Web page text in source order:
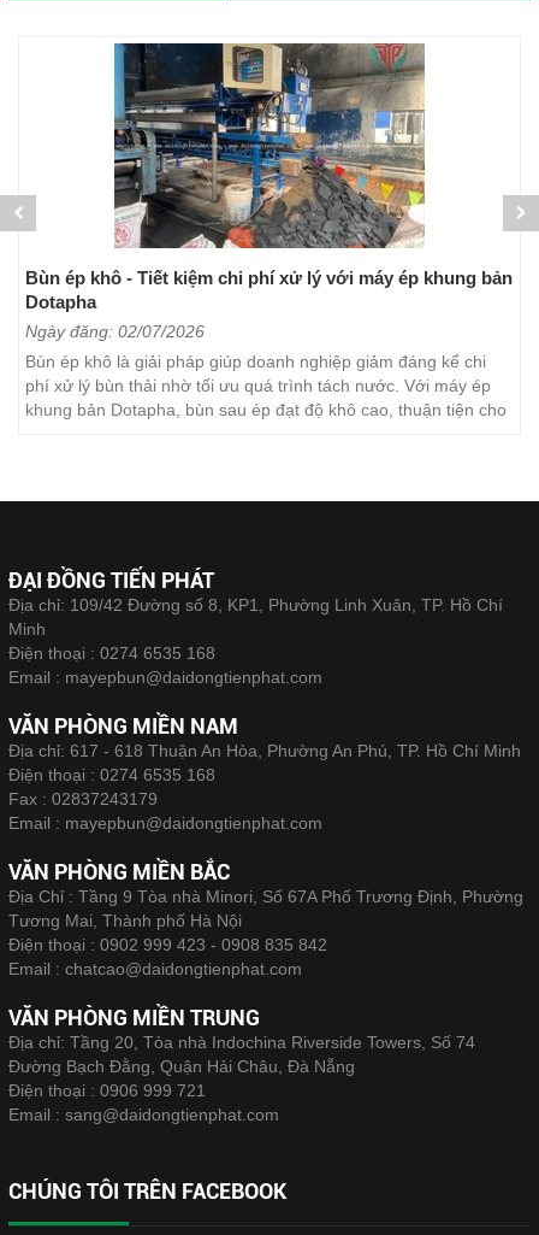
Bùn ép khô - Tiết kiệm chi phí xử lý với máy ép khung bản
Dotapha
Ngày đăng: 02/07/2026
Bùn ép khô là giải pháp giúp doanh nghiệp giảm đáng kể chi
phí xử lý bùn thải nhờ tối ưu quá trình tách nước. Với máy ép
khung bản Dotapha, bùn sau ép đạt độ khô cao, thuận tiện cho
ĐẠI ĐỒNG TIẾN PHÁT
Địa chỉ: 109/42 Đường số 8, KP1, Phường Linh Xuân, TP. Hồ Chí
Minh
Điện thoại : 0274 6535 168
Email : mayepbun@daidongtienphat.com
VĂN PHÒNG MIỀN NAM
Địa chỉ: 617 - 618 Thuận An Hòa, Phường An Phú, TP. Hồ Chí Minh
Điện thoại : 0274 6535 168
Fax : 02837243179
Email : mayepbun@daidongtienphat.com
VĂN PHÒNG MIỀN BẮC
Địa Chỉ : Tầng 9 Tòa nhà Minori, Số 67A Phố Trương Định, Phường
Tương Mai, Thành phố Hà Nội
Điện thoại : 0902 999 423 - 0908 835 842
Email : chatcao@daidongtienphat.com
VĂN PHÒNG MIỀN TRUNG
Địa chỉ: Tầng 20, Tòa nhà Indochina Riverside Towers, Số 74
Đường Bạch Đằng, Quận Hải Châu, Đà Nẵng
Điện thoại : 0906 999 721
Email : sang@daidongtienphat.com
CHÚNG TÔI TRÊN FACEBOOK